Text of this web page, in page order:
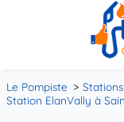
Le Pompiste
Station ElanVally à